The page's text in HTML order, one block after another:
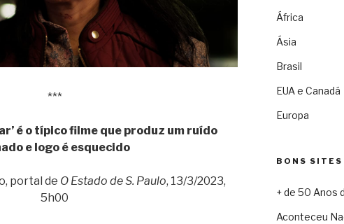
***
é o típico filme que produz um ruído
e logo é esquecido
portal de O Estado de S. Paulo, 13/3/2023,
5h00
África
Ásia
Brasil
EUA e Canadá
Europa
BONS SITES
+ de 50 Anos
Aconteceu